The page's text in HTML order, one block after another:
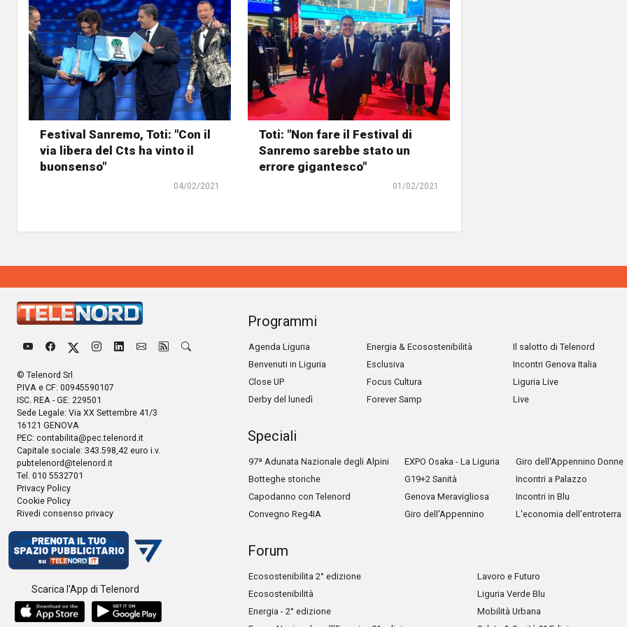
Festival Sanremo, Toti: "Con il
via libera del Cts ha vinto il
buonsenso"
04/02/2021
Toti: "Non fare il Festival di
Sanremo sarebbe stato un
errore gigantesco"
01/02/2021
© Telenord Srl
P.IVA e CF: 00945590107
ISC. REA - GE: 229501
Sede Legale: Via XX Settembre 41/3
16121 GENOVA
PEC: contabilita@pec.telenord.it
Capitale sociale: 343.598,42 euro i.v.
pubtelenord@telenord.it
Tel. 010 5532701
Privacy Policy
Cookie Policy
Rivedi consenso privacy
Scarica l'App di Telenord
Programmi
Agenda Liguria
Benvenuti in Liguria
Close UP
Derby del lunedì
Energia & Ecosostenibilità
Esclusiva
Focus Cultura
Forever Samp
Il salotto di Telenord
Incontri Genova Italia
Liguria Live
Live
Speciali
97ª Adunata Nazionale degli Alpini
Botteghe storiche
Capodanno con Telenord
Convegno Reg4IA
EXPO Osaka - La Liguria
G19+2 Sanità
Genova Meravigliosa
Giro dell'Appennino
Giro dell'Appennino Donne
Incontri a Palazzo
Incontri in Blu
L'economia dell'entroterra
Forum
Ecosostenibilita 2° edizione
Ecosostenibilità
Energia - 2° edizione
Lavoro e Futuro
Liguria Verde Blu
Mobilità Urbana